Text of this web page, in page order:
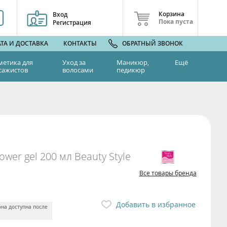
Вход
Регистрация
Корзина
Пока пуста
И ДОСТАВКА КОНТАКТЫ ОБРАТНЫЙ ЗВОНОК
для
Уход за
волосами
Маникюр,
педикюр
Ещё
gel 200 мл Beauty Style
Все товары бренда
Добавить в избранное
доступна после